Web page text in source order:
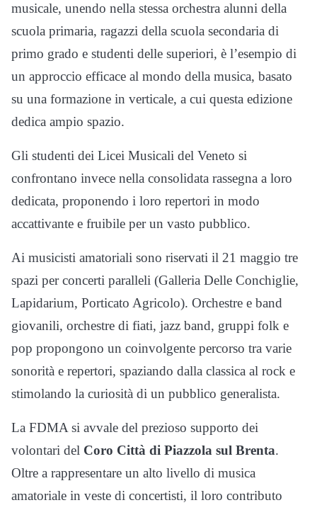
musicale, unendo nella stessa orchestra alunni della
scuola primaria, ragazzi della scuola secondaria di
primo grado e studenti delle superiori, è l’esempio di
un approccio efficace al mondo della musica, basato
su una formazione in verticale, a cui questa edizione
dedica ampio spazio.
Gli studenti dei Licei Musicali del Veneto si
confrontano invece nella consolidata rassegna a loro
dedicata, proponendo i loro repertori in modo
accattivante e fruibile per un vasto pubblico.
Ai musicisti amatoriali sono riservati il 21 maggio tre
spazi per concerti paralleli (Galleria Delle Conchiglie,
Lapidarium, Porticato Agricolo). Orchestre e band
giovanili, orchestre di fiati, jazz band, gruppi folk e
pop propongono un coinvolgente percorso tra varie
sonorità e repertori, spaziando dalla classica al rock e
stimolando la curiosità di un pubblico generalista.
La FDMA si avvale del prezioso supporto dei
volontari del Coro Città di Piazzola sul Brenta.
Oltre a rappresentare un alto livello di musica
amatoriale in veste di concertisti, il loro contributo